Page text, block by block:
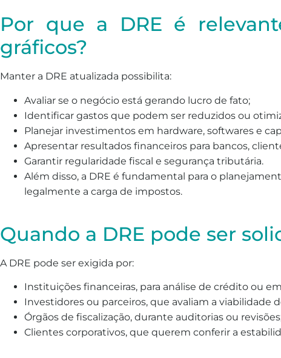
Por que a DRE é
gráficos?
Manter a DRE atualizada possibilita:
Avaliar se o negócio está gerando lucro de fato;
Identificar gastos que podem ser reduzidos ou
Planejar investimentos em hardware, softwares e
Apresentar resultados financeiros para bancos,
Garantir regularidade fiscal e segurança tributária.
Além disso, a DRE é fundamental para o
legalmente a carga de impostos.
Quando a DRE pode ser
A DRE pode ser exigida por:
Instituições financeiras, para análise de crédito ou
Investidores ou parceiros, que avaliam a viabilidade
Órgãos de fiscalização, durante auditorias ou
Clientes corporativos, que querem conferir a